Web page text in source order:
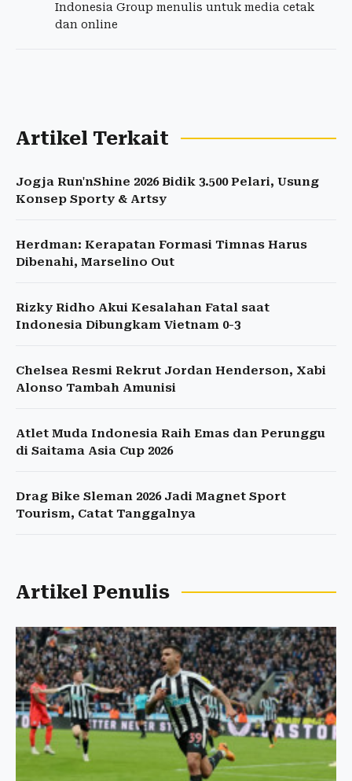
Indonesia Group menulis untuk media cetak
dan online
Artikel Terkait
Jogja Run'nShine 2026 Bidik 3.500 Pelari, Usung
Konsep Sporty & Artsy
Herdman: Kerapatan Formasi Timnas Harus
Dibenahi, Marselino Out
Rizky Ridho Akui Kesalahan Fatal saat
Indonesia Dibungkam Vietnam 0-3
Chelsea Resmi Rekrut Jordan Henderson, Xabi
Alonso Tambah Amunisi
Atlet Muda Indonesia Raih Emas dan Perunggu
di Saitama Asia Cup 2026
Drag Bike Sleman 2026 Jadi Magnet Sport
Tourism, Catat Tanggalnya
Artikel Penulis